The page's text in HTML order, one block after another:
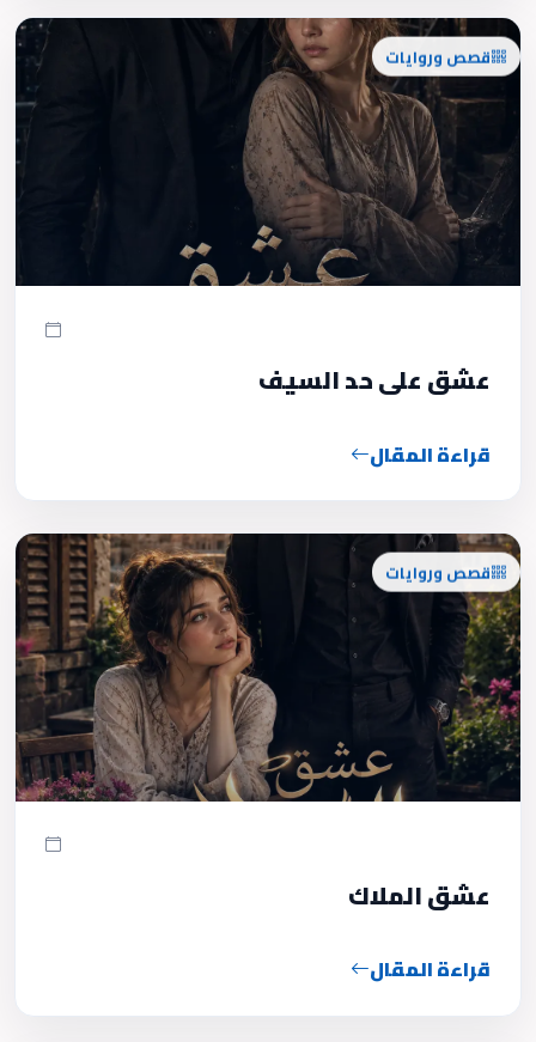
قصص وروايات
عشق على حد السيف
قراءة المقال
قصص وروايات
عشق الملاك
قراءة المقال